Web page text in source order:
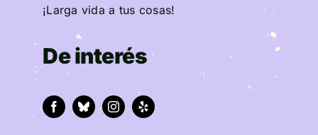
¡Larga vida a tus cosas!
De interés